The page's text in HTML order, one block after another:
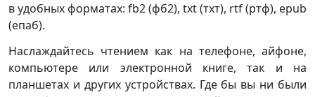
в удобных форматах: fb2 (фб2), txt (тхт), rtf (ртф), epub
(епаб).
Наслаждайтесь чтением как на телефоне, айфоне,
компьютере или электронной книге, так и на
планшетах и других устройствах. Где бы вы ни были